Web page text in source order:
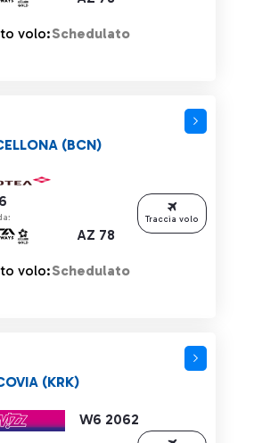
volo:Schedulato
AZ 78
(BCN)
volo:Schedulato
Traccia volo
W6 2062
(KRK)